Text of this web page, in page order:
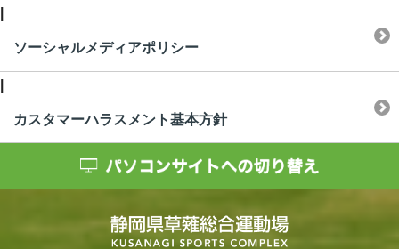
ソーシャルメディアポリシー
カスタマーハラスメント基本方針